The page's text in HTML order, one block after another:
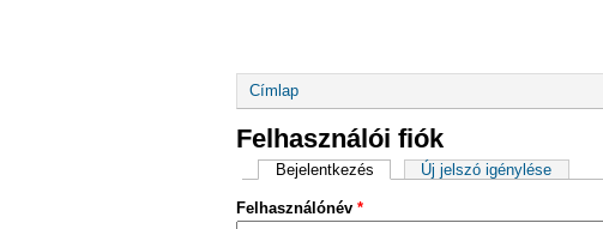
Jelenlegi hely
Címlap
Felhasználói fiók
Elsődleges fülek
Bejelentkezés (aktív fül)Új jelszó igénylése
Felhasználónév *